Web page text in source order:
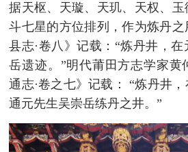
据天枢、天璇、天玑、天权、
斗七星的方位排列，作为炼丹
县志·卷八》记载：“炼丹井，
岳遗迹。”明代莆田方志学家黄
通志·卷之七》记载： “炼丹井
通元先生吴崇岳练丹之井。”